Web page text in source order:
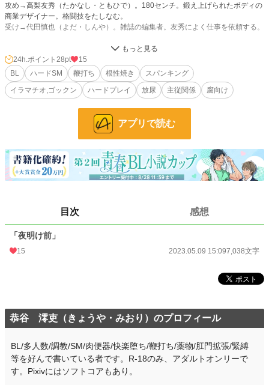
攻め→高梨友秀（たかなし・ともひで）。180センチ。鍛え上げられたボディの
商業デザイナー。格闘技をたしなむ。
受け→代田慎也（よだ・しんや）。雑誌の編集者。友秀によく仕事を依頼する。
愛情とも友情とも違う、「主従関係」。
ハードプレイ、野外プレイ、女装プレイでエスエムをしています。痛い熱い系注
意。
小説 21,868 位 / 228,584 件
5,530 位 / 31,383 件
24h.ポイント 28 pt
文字数 7,038
初回公開日時 2023.05.09 15:09
24h.ポイント 28pt
15
BL
ハードSM 鞭打ち 根性焼き
スパンキング
イラマチオ,ゴックン
ハードプレイ 放尿 主従関係 腐向け
アプリで読む
目次 感想
「夜明け前」
15 2023.05.09 15:097,038文字
恭谷 澪吏（きょうや・みおり）のプロフィール
BL/多人数/調教/SM/肉便器/快楽堕ち/鞭打ち/薬物/肛門拡張/緊縛
等を好んで書いている者です。R-18のみ、アダルトオンリーで
す。Pixivにはソフトコアもあり。